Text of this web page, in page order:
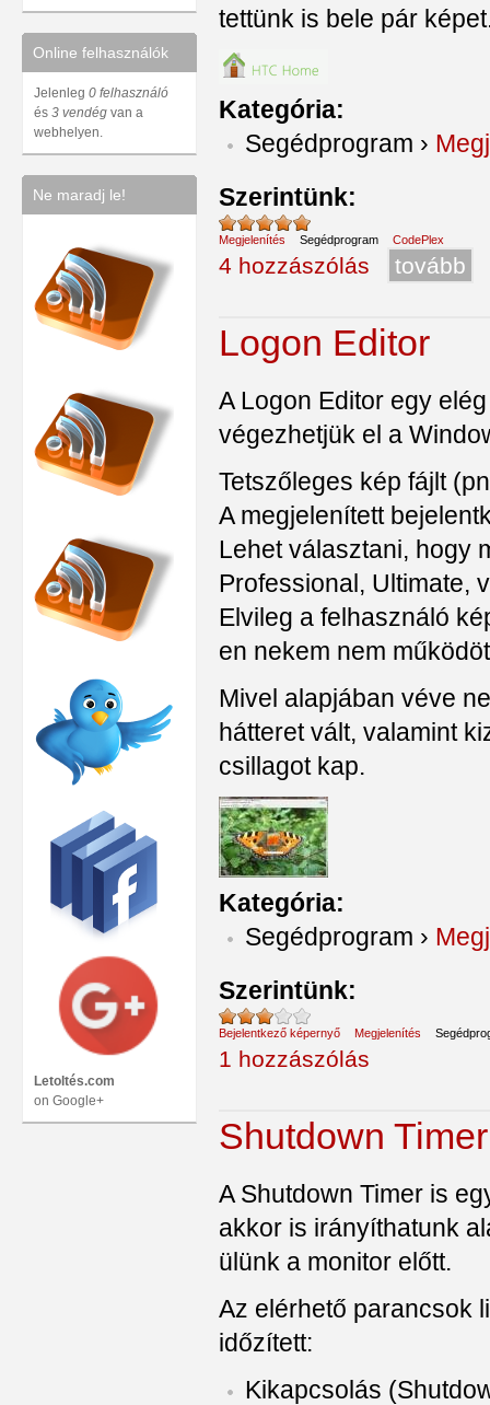
Online felhasználók
Jelenleg 0 felhasználó
és 3 vendég van a
webhelyen.
Ne maradj le!
Letoltés.com
on Google+
tettünk is bele pár
Kategória:
Segédprogram ›
Szerintünk:
Megjelenítés Segédprogram CodePlex
4 hozzászólás tovább
Logon Editor
A Logon Editor egy
végezhetjük el a
Tetszőleges kép fájlt
A megjelenített
Lehet választani, hogy
Professional, Ultimate,
Elvileg a felhasználó
en nekem nem
Mivel alapjában véve
hátteret vált, valamint
csillagot kap.
Kategória:
Segédprogram ›
Szerintünk:
Bejelentkező képernyő Megjelenítés
1 hozzászólás
Shutdown Timer
A Shutdown Timer is
akkor is irányíthatunk
ülünk a monitor előtt.
Az elérhető parancsok
időzített:
Kikapcsolás